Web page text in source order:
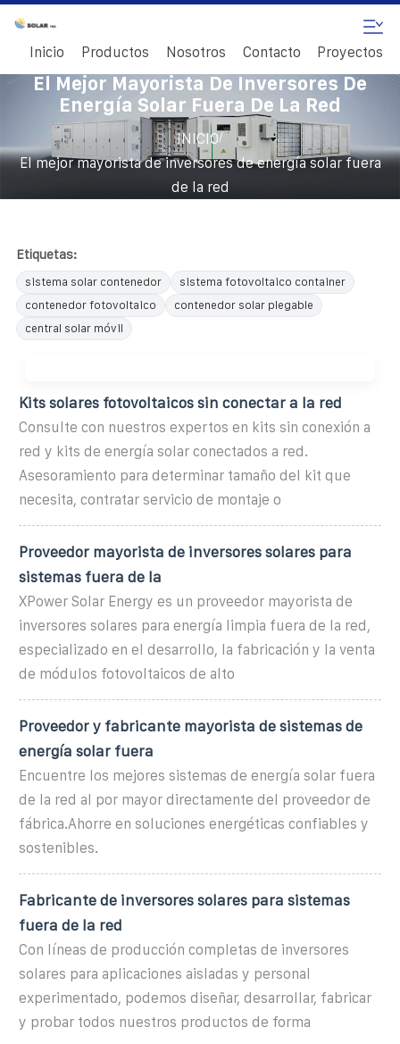
Inicio Productos Nosotros Contacto Proyectos
El Mejor Mayorista De Inversores De
Energía Solar Fuera De La Red
INICIO/
El mejor mayorista de inversores de energía solar fuera
de la red
Etiquetas:
sistema solar contenedor
sistema fotovoltaico container
contenedor fotovoltaico
contenedor solar plegable
central solar móvil
Kits solares fotovoltaicos sin conectar a la red
Consulte con nuestros expertos en kits sin conexión a
red y kits de energía solar conectados a red.
Asesoramiento para determinar tamaño del kit que
necesita, contratar servicio de montaje o
Proveedor mayorista de inversores solares para
sistemas fuera de la
XPower Solar Energy es un proveedor mayorista de
inversores solares para energía limpia fuera de la red,
especializado en el desarrollo, la fabricación y la venta
de módulos fotovoltaicos de alto
Proveedor y fabricante mayorista de sistemas de
energía solar fuera
Encuentre los mejores sistemas de energía solar fuera
de la red al por mayor directamente del proveedor de
fábrica.Ahorre en soluciones energéticas confiables y
sostenibles.
Fabricante de inversores solares para sistemas
fuera de la red
Con líneas de producción completas de inversores
solares para aplicaciones aisladas y personal
experimentado, podemos diseñar, desarrollar, fabricar
y probar todos nuestros productos de forma